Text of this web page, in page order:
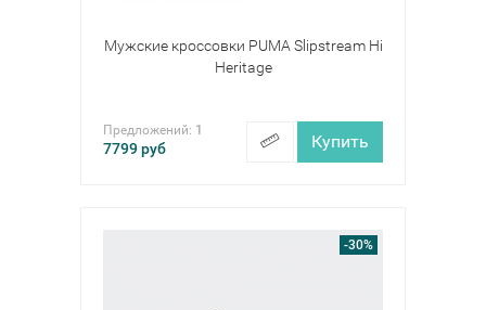
Мужские кроссовки PUMA Slipstream Hi
Heritage
Предложений: 1
7799руб Купить
-30%